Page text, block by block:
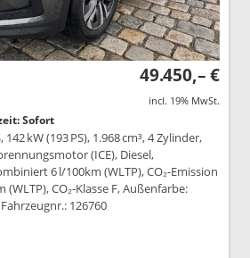
49.450,– €
incl. 19% MwSt.
Sofort
142 kW (193 PS), 1.968 cm³, 4 Zylinder,
(ICE), Diesel,
6 l/100km (WLTP), CO₂-Emission
CO₂-Klasse F, Außenfarbe:
126760
drucken